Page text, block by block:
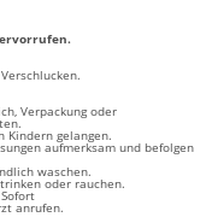
Verpackung oder
Kindern gelangen.
aufmerksam und befolgen
waschen.
oder rauchen.
Sofort
anrufen.